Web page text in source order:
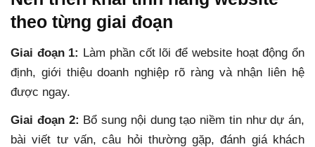
theo từng giai đoạn
Giai đoạn 1: Làm phần cốt lõi để website hoạt động ổn
định, giới thiệu doanh nghiệp rõ ràng và nhận liên hệ
được ngay.
Giai đoạn 2: Bổ sung nội dung tạo niềm tin như dự án,
bài viết tư vấn, câu hỏi thường gặp, đánh giá khách